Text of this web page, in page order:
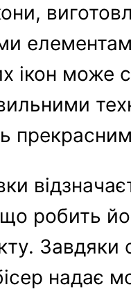
ікон може
що робить
Завдяки
надає